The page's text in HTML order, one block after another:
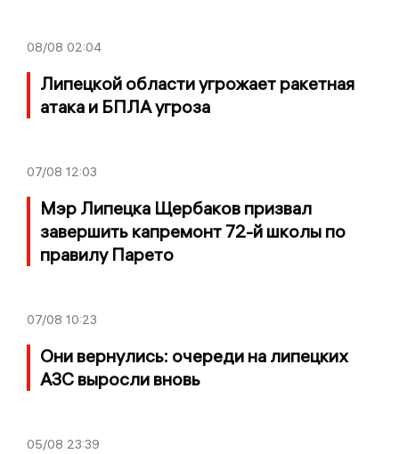
08/08 02:04
Липецкой области угрожает ракетная
атака и БПЛА угроза
07/08 12:03
Мэр Липецка Щербаков призвал
завершить капремонт 72-й школы по
правилу Парето
07/08 10:23
Они вернулись: очереди на липецких
АЗС выросли вновь
05/08 23:39